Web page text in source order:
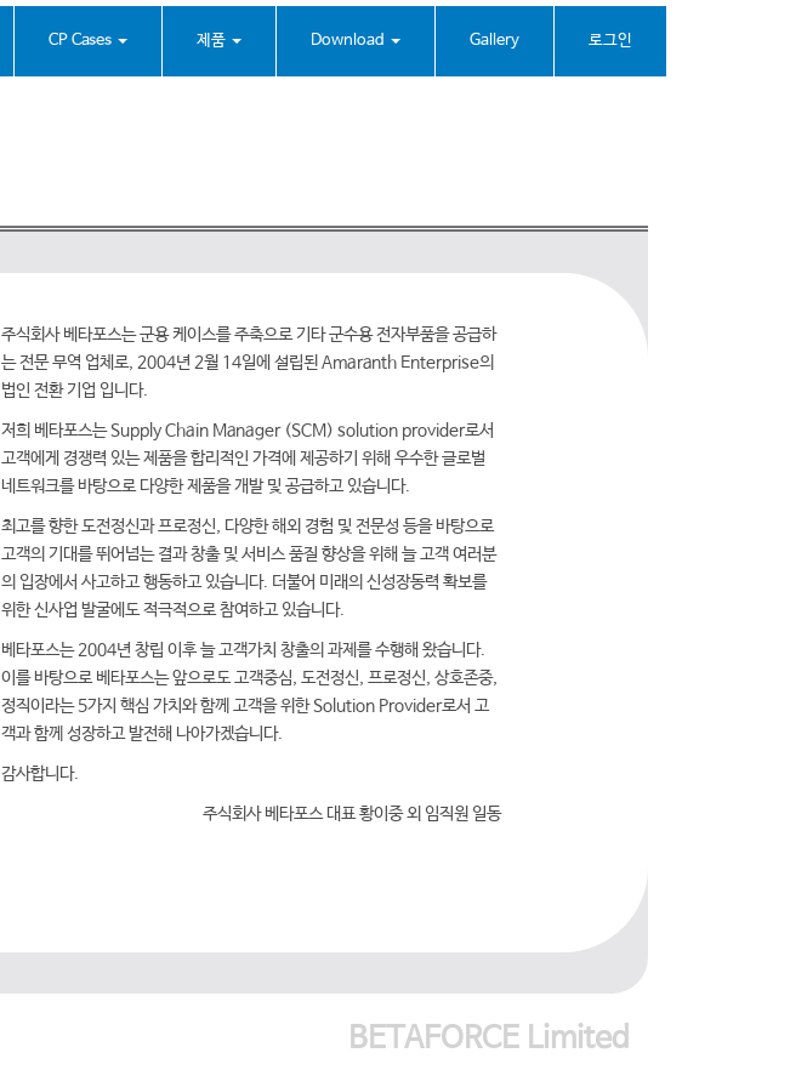
CP Cases 제품 Download Gallery 로그인
주식회사 베타포스는 군용 케이스를 주축으로 기타 군수용 전자부품을 공급하
는 전문 무역 업체로, 2004년 2월 14일에 설립된 Amaranth Enterprise의
법인 전환 기업 입니다.
저희 베타포스는 Supply Chain Manager (SCM) solution provider로서
고객에게 경쟁력 있는 제품을 합리적인 가격에 제공하기 위해 우수한 글로벌
네트워크를 바탕으로 다양한 제품을 개발 및 공급하고 있습니다.
최고를 향한 도전정신과 프로정신, 다양한 해외 경험 및 전문성 등을 바탕으로
고객의 기대를 뛰어넘는 결과 창출 및 서비스 품질 향상을 위해 늘 고객 여러분
의 입장에서 사고하고 행동하고 있습니다. 더불어 미래의 신성장동력 확보를
위한 신사업 발굴에도 적극적으로 참여하고 있습니다.
베타포스는 2004년 창립 이후 늘 고객가치 창출의 과제를 수행해 왔습니다.
이를 바탕으로 베타포스는 앞으로도 고객중심, 도전정신, 프로정신, 상호존중,
정직이라는 5가지 핵심 가치와 함께 고객을 위한 Solution Provider로서 고
객과 함께 성장하고 발전해 나아가겠습니다.
감사합니다.
주식회사 베타포스 대표 황이중 외 임직원 일동
BETAFORCE Limited